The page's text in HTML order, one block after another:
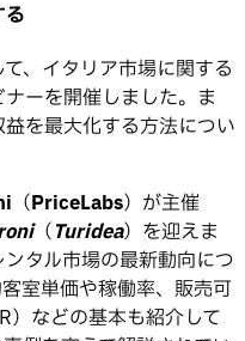
、イタリア市場に関する
ーを開催しました。ま
を最大化する方法につい
（PriceLabs）が主催
（Turidea）を迎えま
タル市場の最新動向につ
室単価や稼働率、販売可
）などの基本も紹介して